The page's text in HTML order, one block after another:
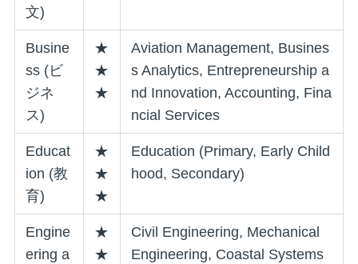
文)
Busine
ss (ビ
ジネ
ス)
★
★
★
Aviation Management, Busines
s Analytics, Entrepreneurship a
nd Innovation, Accounting, Fina
ncial Services
Educat
ion (教
育)
★
★
★
Education (Primary, Early Child
hood, Secondary)
Engine
ering a
★
★
Civil Engineering, Mechanical
Engineering, Coastal Systems